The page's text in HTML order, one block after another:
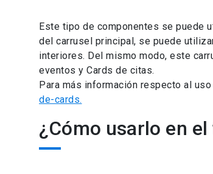
Este tipo de componentes se puede
del carrusel principal, se puede
interiores. Del mismo modo, este
eventos y Cards de citas.
Para más información respecto al
de-cards.
¿Cómo usarlo en